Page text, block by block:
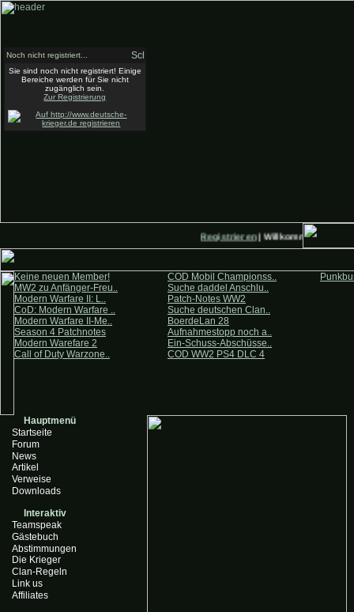
Registrieren| Willkommen auf
Keine neuen Member!
MW2 zu Anfänger-Freu..
Modern Warfare II: L..
CoD: Modern Warfare ..
Modern Warfare II-Me..
Season 4 Patchnotes
Modern Warefare 2
Call of Duty Warzone..
COD Mobil Championss..
Suche daddel Anschlu..
Patch-Notes WW2
Suche deutschen Clan..
BoerdeLan 28
Aufnahmestopp noch a..
Ein-Schuss-Abschüsse..
COD WW2 PS4 DLC 4
Hauptmenü
Startseite
Forum
News
Artikel
Verweise
Downloads
Interaktiv
Teamspeak
Gästebuch
Abstimmungen
Die Krieger
Clan-Regeln
Link us
Affiliates
Noch nicht registriert...
Sie sind noch nicht registriert! Einige
Bereiche werden für Sie nicht
zugänglich sein.
Zur Registrierung